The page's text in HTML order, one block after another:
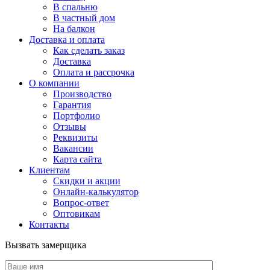
В спальню
В частный дом
На балкон
Доставка и оплата
Как сделать заказ
Доставка
Оплата и рассрочка
О компании
Производство
Гарантия
Портфолио
Отзывы
Реквизиты
Вакансии
Карта сайта
Клиентам
Скидки и акции
Онлайн-калькулятор
Вопрос-ответ
Оптовикам
Контакты
Вызвать замерщика